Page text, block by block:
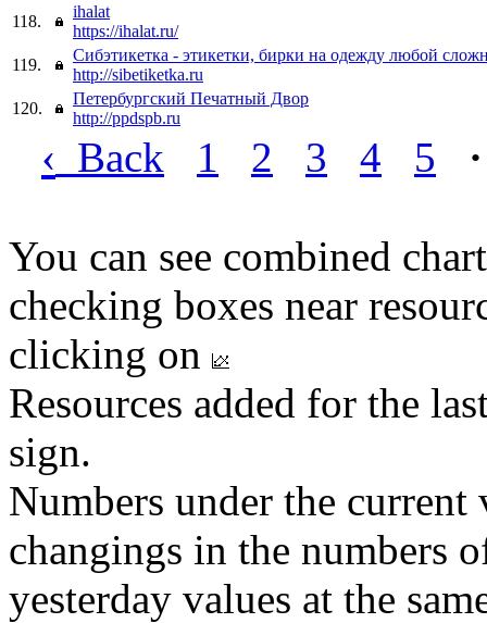
118.
ihalat
https://ihalat.ru/
119.
Сибэтикетка - этикетки, бирки на одежду любой
http://sibetiketka.ru
120.
Петербургский Печатный Двор
http://ppdspb.ru
‹ Back 1 2 3 4 5
You can see combined
checking boxes near
clicking on
Resources added for the
sign.
Numbers under the
changings in the numbers
yesterday values at the